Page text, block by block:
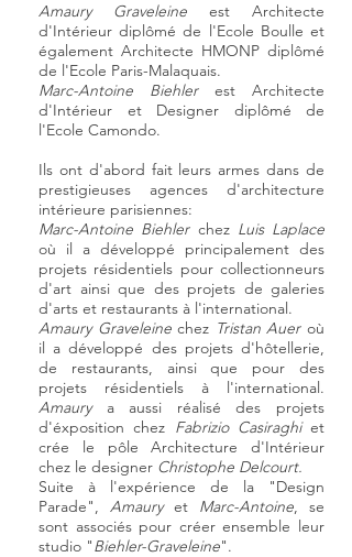
Amaury Graveleine est Architecte
d'Intérieur diplômé de l'Ecole Boulle et
également Architecte HMONP diplômé
de l'Ecole Paris-Malaquais.
Marc-Antoine Biehlerest Architecte
d'Intérieur et Designer diplômé de
l'Ecole Camondo.
Ils ont d'abord fait leurs armes dans de
prestigieuses agences d'architecture
intérieure parisiennes:
Marc-Antoine Biehlerchez Luis Laplace
où il a développé principalement des
projets résidentiels pour collectionneurs
d'art ainsi que des projets de galeries
d'arts et restaurants à l'international.
Amaury Graveleinechez Tristan Aueroù
il a développé des projets d'hôtellerie,
de restaurants, ainsi que pour des
projets résidentiels à l'international.
Amaurya aussi réalisé des projets
d'éxposition chez Fabrizio Casiraghiet
crée le pôle Architecture d'Intérieur
chez le designer Christophe Delcourt.
Suite à l'expérience de la "Design
Parade", Amauryet Marc-Antoine, se
sont associés pour créer ensemble leur
studio "Biehler-Graveleine".